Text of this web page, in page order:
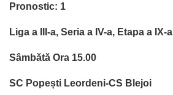
Pronostic: 1
Liga a III-a, Seria a IV-a, Etapa a IX-a
Sâmbătă Ora 15.00
SC Popești Leordeni-CS Blejoi